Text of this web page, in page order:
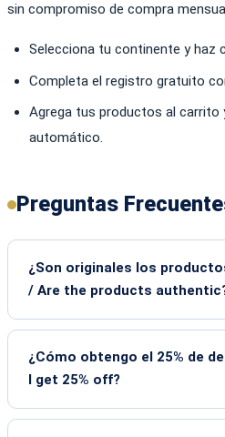
sin compromiso de compra
Selecciona tu continente y haz
Completa el registro gratuito
Agrega tus productos al
automático.
Preguntas
¿Son originales los
/ Are the products
¿Cómo obtengo el 25% de
I get 25% off?